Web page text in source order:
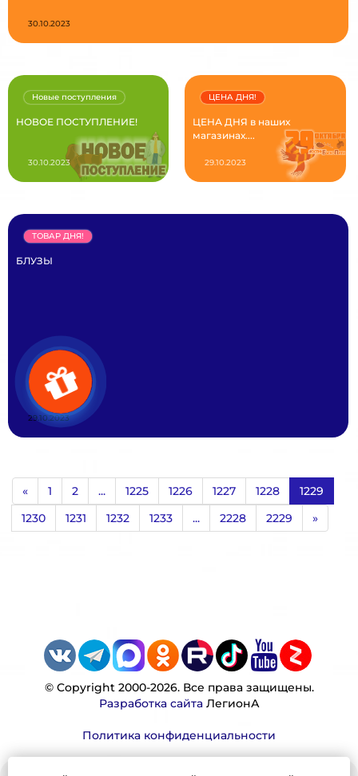
30.10.2023
НОВОЕ ПОСТУПЛЕНИЕ!
Новые поступления
30.10.2023
ЦЕНА ДНЯ в наших
магазинах....
ЦЕНА ДНЯ!
29.10.2023
БЛУЗЫ
ТОВАР ДНЯ!
29.10.2023
« 1 2 ... 1225 1226 1227 1228
1229
1230
1231 1232 1233 ... 2228 2229 »
© Copyright 2000-2026. Все права защищены.
Разработка сайтаЛегионА
Политика конфиденциальности